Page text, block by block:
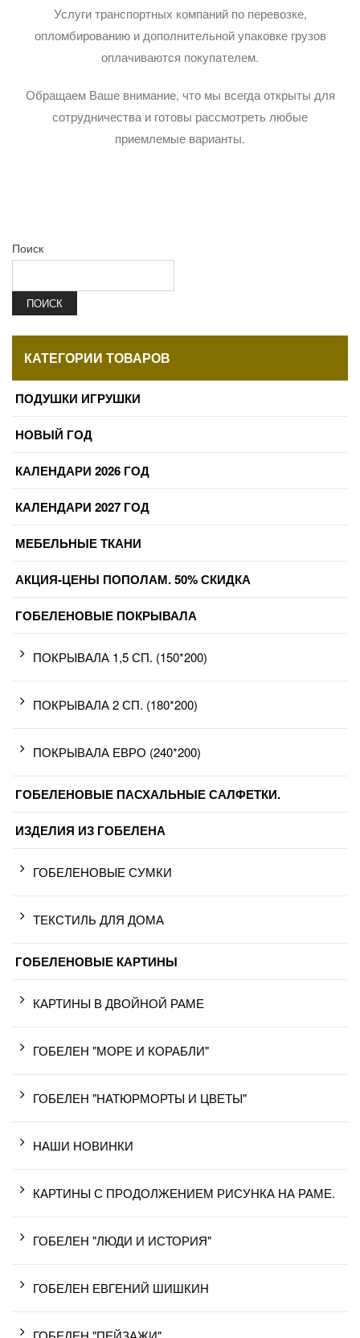
Услуги транспортных компаний по перевозке,
опломбированию и дополнительной упаковке грузов
оплачиваются покупателем.
Обращаем Ваше внимание, что мы всегда открыты для
сотрудничества и готовы рассмотреть любые
приемлемые варианты.
Поиск
ПОИСК
КАТЕГОРИИ ТОВАРОВ
ПОДУШКИ ИГРУШКИ
НОВЫЙ ГОД
КАЛЕНДАРИ 2026 ГОД
КАЛЕНДАРИ 2027 ГОД
МЕБЕЛЬНЫЕ ТКАНИ
АКЦИЯ-ЦЕНЫ ПОПОЛАМ. 50% СКИДКА
ГОБЕЛЕНОВЫЕ ПОКРЫВАЛА
ПОКРЫВАЛА 1,5 СП. (150*200)
ПОКРЫВАЛА 2 СП. (180*200)
ПОКРЫВАЛА ЕВРО (240*200)
ГОБЕЛЕНОВЫЕ ПАСХАЛЬНЫЕ САЛФЕТКИ.
ИЗДЕЛИЯ ИЗ ГОБЕЛЕНА
ГОБЕЛЕНОВЫЕ СУМКИ
ТЕКСТИЛЬ ДЛЯ ДОМА
ГОБЕЛЕНОВЫЕ КАРТИНЫ
КАРТИНЫ В ДВОЙНОЙ РАМЕ
ГОБЕЛЕН "МОРЕ И КОРАБЛИ"
ГОБЕЛЕН "НАТЮРМОРТЫ И ЦВЕТЫ"
НАШИ НОВИНКИ
КАРТИНЫ С ПРОДОЛЖЕНИЕМ РИСУНКА НА РАМЕ.
ГОБЕЛЕН "ЛЮДИ И ИСТОРИЯ"
ГОБЕЛЕН ЕВГЕНИЙ ШИШКИН